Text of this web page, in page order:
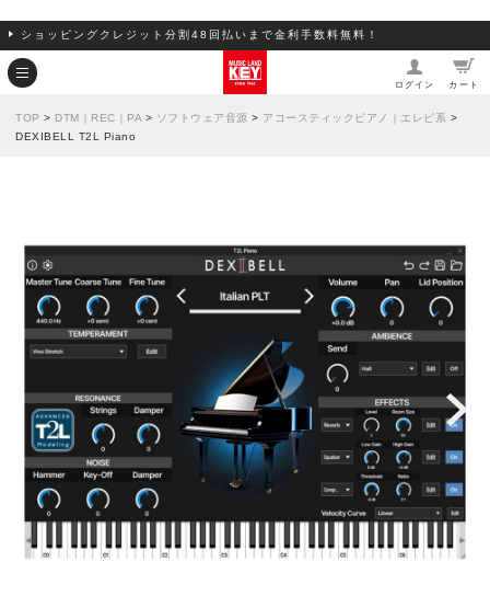
ショッピングクレジット分割48回払いまで金利手数料無料！
ログイン カート
TOP > DTM｜REC｜PA > ソフトウェア音源 > アコースティックピアノ｜エレピ系 >
DEXIBELL T2L Piano